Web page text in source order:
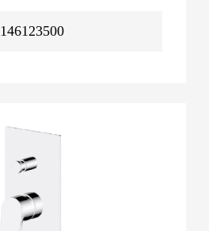
146123500